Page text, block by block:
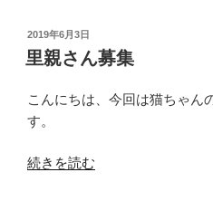
診
療
間
の
案
投
稿
日:
2019年6月3日
里親さん募集
こんにちは、今回は猫ちゃん
す。
“里
続きを読む